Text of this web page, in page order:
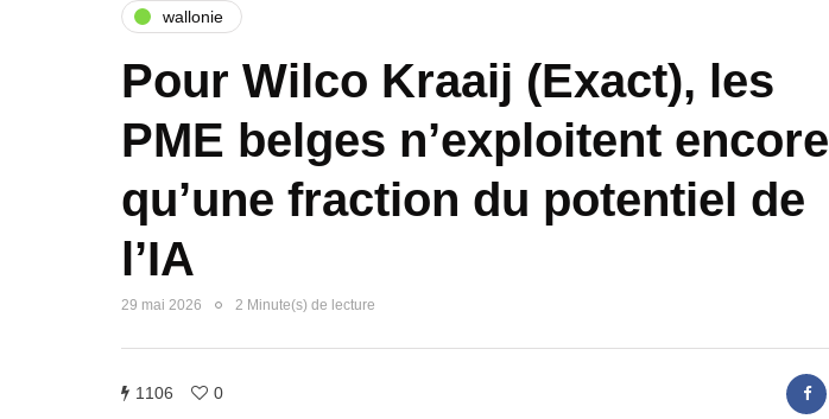
wallonie
Pour Wilco Kraaij (Exact), les
PME belges n’exploitent encore
qu’une fraction du potentiel de
l’IA
29 mai 2026 2 Minute(s) de lecture
1106 0